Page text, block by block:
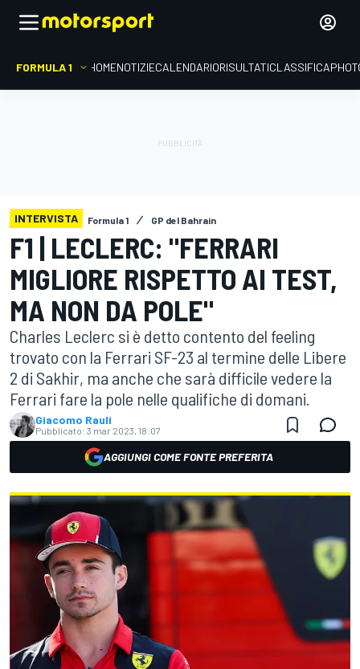
FORMULA 1 HOMENOTIZIECALENDARIORISULTATICLASSIFICA
INTERVISTA Formula 1 GP del Bahrain
F1 | LECLERC: "FERRARI
MIGLIORE RISPETTO AI TEST,
MA NON DA POLE"
Charles Leclerc si è detto contento del feeling
trovato con la Ferrari SF-23 al termine delle Libere
2 di Sakhir, ma anche che sarà difficile vedere la
Ferrari fare la pole nelle qualifiche di domani.
Giacomo Rauli
Pubblicato: 3 mar 2023, 18:07
AGGIUNGI COME FONTE PREFERITA